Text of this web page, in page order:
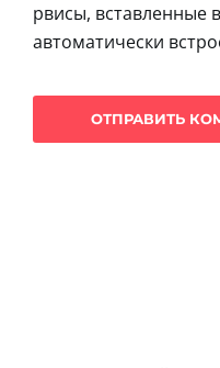
рвисы, вставленные
автоматически